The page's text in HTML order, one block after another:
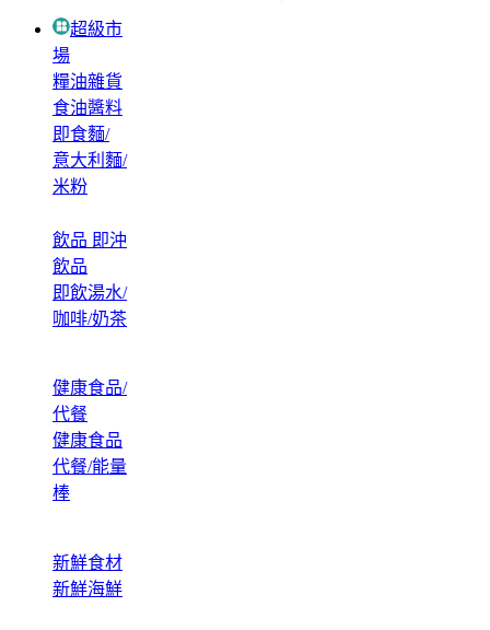
超級市
場
糧油雜貨
食油醬料
即食麵/
意大利麵/
米粉
飲品 即沖
飲品
即飲湯水/
咖啡/奶茶
健康食品/
代餐
健康食品
代餐/能量
棒
新鮮食材
新鮮海鮮